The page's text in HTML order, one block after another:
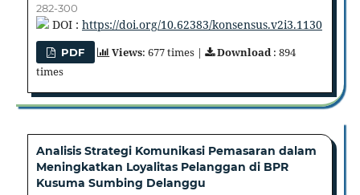
282-300
DOI : https://doi.org/10.62383/konsensus.v2i3.1130
PDF Views: 677 times | Download: 894
times
Analisis Strategi Komunikasi Pemasaran dalam
Meningkatkan Loyalitas Pelanggan di BPR
Kusuma Sumbing Delanggu